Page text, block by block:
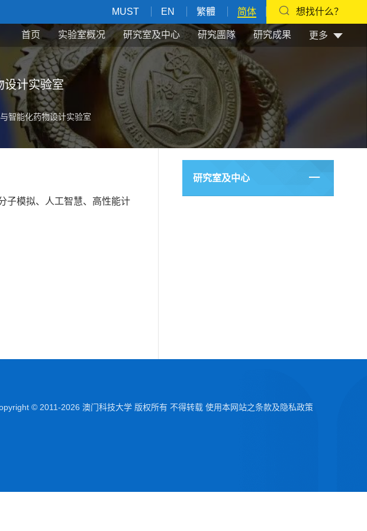
MUST EN 繁體 简体 想找什么？
首页 实验室概况 研究室及中心 研究團隊 研究成果 更多
设计实验室
智能化药物设计实验室
子模拟、人工智慧、高性能计
研究室及中心
© 2011-2026 澳门科技大学 版权所有 不得转载 使用本网站之条款及隐私政策